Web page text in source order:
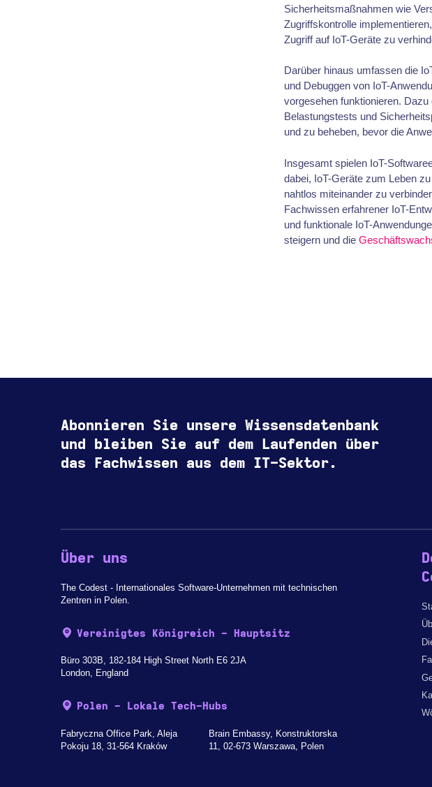
Sicherheitsmaßnahmen wie
Zugriffskontrolle
Zugriff auf IoT-Geräte zu
Darüber hinaus umfassen die
und Debuggen von IoT-
vorgesehen funktionieren.
Belastungstests und
und zu beheben, bevor die
Insgesamt spielen IoT-
dabei, IoT-Geräte zum Leben
nahtlos miteinander zu
Fachwissen erfahrener IoT-
und funktionale IoT-
steigern und die
Abonnieren Sie unsere Wissensdatenbank
und bleiben Sie auf dem Laufenden über
das Fachwissen aus dem IT-Sektor.
Über uns
The Codest - Internationales Software-Unternehmen mit technischen
Zentren in Polen.
Vereinigtes Königreich - Hauptsitz
Büro 303B, 182-184 High Street North E6 2JA
London, England
Polen - Lokale Tech-Hubs
Fabryczna Office Park, Aleja
Pokoju 18, 31-564 Kraków
Brain Embassy, Konstruktorska
11, 02-673 Warszawa, Polen